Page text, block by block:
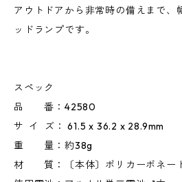
アウトドアから非常時の備えまで、
ッドランプです。
スペック
品 番：42580
サ イ ズ： 61.5 x 36.2 x 28.9mm
重 量：約38g
材 質：〔本体〕ポリカーボネー